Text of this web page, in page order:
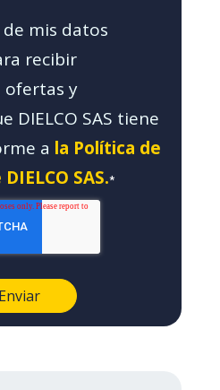
mis datos
recibir
ofertas y
DIELCO SAS tiene
a la Política de
SAS.*